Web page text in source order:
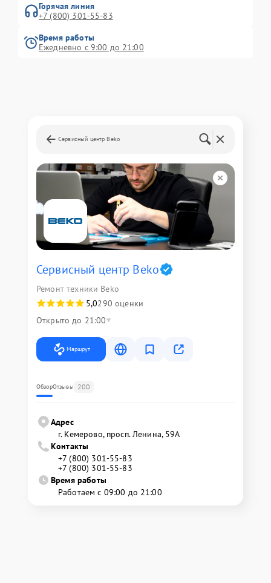
Горячая линия
+7 (800) 301-55-83
Время работы
Ежедневно с 9:00 до 21:00
Сервисный центр Beko
Сервисный центр Beko
Ремонт техники Beko
5,0290 оценки
Открыто до 21:00
Маршрут
ОбзорОтзывы 200
Адрес
г. Кемерово, просп. Ленина, 59А
Контакты
+7 (800) 301-55-83
+7 (800) 301-55-83
Время работы
Работаем с 09:00 до 21:00